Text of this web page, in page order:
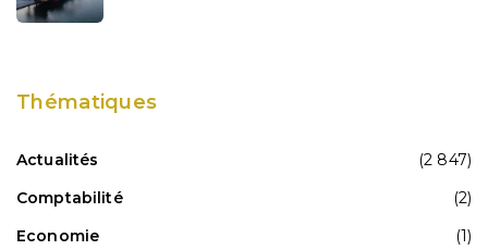
Thématiques
Actualités
(2 847)
Comptabilité
(2)
Economie
(1)